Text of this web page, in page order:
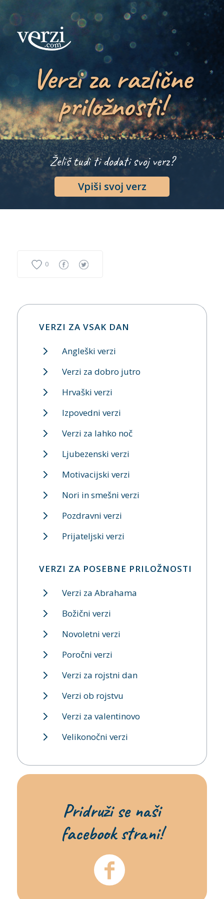
Verzi za različne
priložnosti!
Želiš tudi ti dodati svoj verz?
Vpiši svoj verz
0
VERZI ZA VSAK DAN
Angleški verzi
Verzi za dobro jutro
Hrvaški verzi
Izpovedni verzi
Verzi za lahko noč
Ljubezenski verzi
Motivacijski verzi
Nori in smešni verzi
Pozdravni verzi
Prijateljski verzi
VERZI ZA POSEBNE PRILOŽNOSTI
Verzi za Abrahama
Božični verzi
Novoletni verzi
Poročni verzi
Verzi za rojstni dan
Verzi ob rojstvu
Verzi za valentinovo
Velikonočni verzi
Pridruži se naši
facebook strani!